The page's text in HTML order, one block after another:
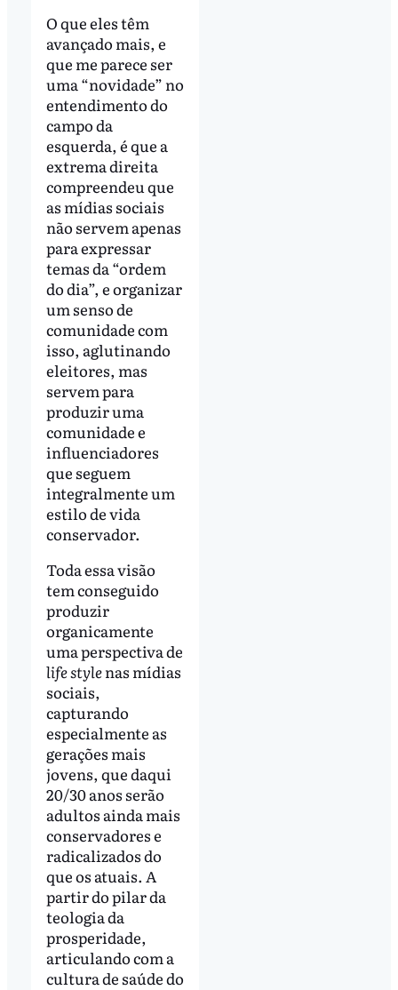
O que eles têm
avançado mais, e
que me parece ser
uma “novidade” no
entendimento do
campo da
esquerda, é que a
extrema direita
compreendeu que
as mídias sociais
não servem apenas
para expressar
temas da “ordem
do dia”, e organizar
um senso de
comunidade com
isso, aglutinando
eleitores, mas
servem para
produzir uma
comunidade e
influenciadores
que seguem
integralmente um
estilo de vida
conservador.
Toda essa visão
tem conseguido
produzir
organicamente
uma perspectiva de
life stylenas mídias
sociais,
capturando
especialmente as
gerações mais
jovens, que daqui
20/30 anos serão
adultos ainda mais
conservadores e
radicalizados do
que os atuais. A
partir do pilar da
teologia da
prosperidade,
articulando com a
cultura de saúde do